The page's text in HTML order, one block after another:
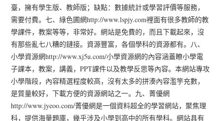
臺，擁有學生版、教師版；缺點：數據統計或學習評價等服務，
需要付費。七、綠色圃網http://www.lspjy.com裡面有很多教師的教
學課件，教案等等，非常好。網站是免費的，而且下載起來，沒
有那些亂七八糟的鏈接。資源豐富，各個學科的資源都有。八、
小學資源網http://www.xj5u.com/小學資源網的內容涵蓋瞭小學電
子課本，教案，講義，PPT課件以及教學反思等內容。本網站專攻
小學階段，內容精選程度較高，沒有太多的拼湊內容濫竽充數，
是質量較好，下載方便的資源網站之一。九、菁優網
http://www.jyeoo.com/菁優網是一個資料超全的學習網站，聚焦理
科，提供海量題庫，幾乎涉及小學到高中的所有學科。網站具有